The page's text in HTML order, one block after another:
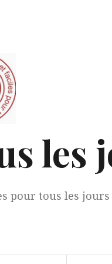
les
pour tous les jours